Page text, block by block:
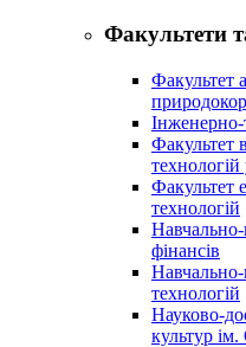
Факультети
Факультет
Інженерно-
Факультет
Факультет
технологій
Навчально-
фінансів
Навчально-
технологій
Науково-
культур